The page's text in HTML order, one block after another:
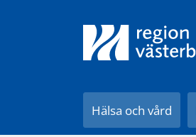
Hälsa och vård